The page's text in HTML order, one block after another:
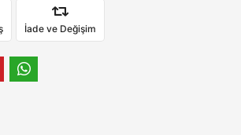
İade ve Değişim